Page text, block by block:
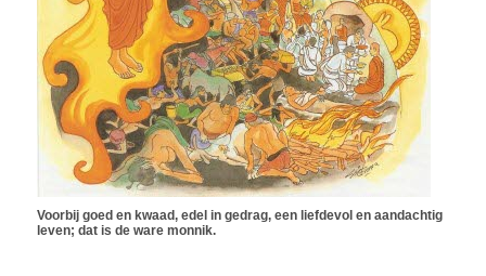
Voorbij goed en kwaad, edel in gedrag, een liefdevol en aandachtig
leven; dat is de ware monnik.